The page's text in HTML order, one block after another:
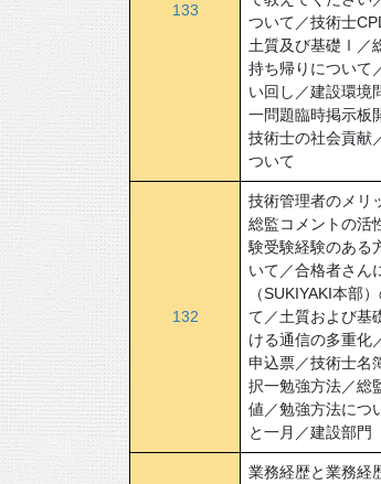
133
ついて／技術士
土質及び基礎Ⅰ／
持ち帰りについて
い回し／建設環境
一問題臨時掲示板
技術士の社会貢献
ついて
132
技術管理者のメリ
総監コメントの活
験受験経験のある
いて／合格者さん
（SUKIYAKI本部
て／土質および基
ける通信の多重化
申込票／技術士名
択一勉強方法／総
値／勉強方法につ
と一月／建設部門
業務経歴と業務経